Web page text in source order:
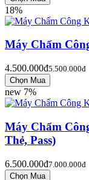
18%
Máy Chấm
4.500.000đ5.500.000đ
new 7%
Máy Chấm
Thẻ, Pass)
6.500.000đ7.000.000đ